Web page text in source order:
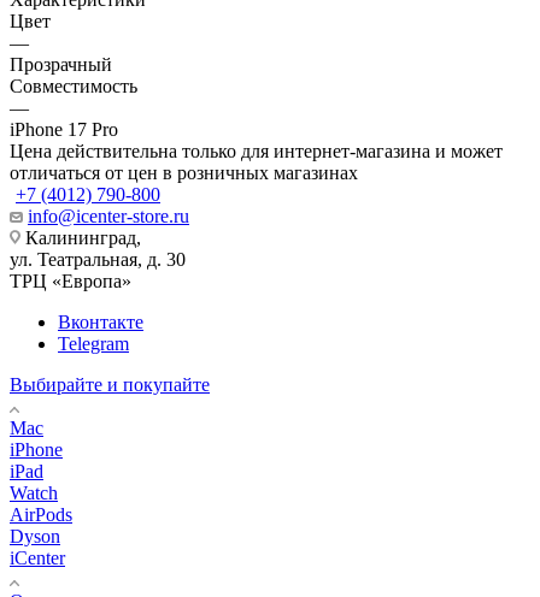
Цвет
—
Прозрачный
Совместимость
—
iPhone 17 Pro
Цена действительна только для интернет-магазина и может
отличаться от цен в розничных магазинах
+7 (4012) 790-800
info@icenter-store.ru
Калининград,
ул. Театральная, д. 30
ТРЦ «Европа»
Вконтакте
Telegram
Выбирайте и покупайте
Mac
iPhone
iPad
Watch
AirPods
Dyson
iCenter